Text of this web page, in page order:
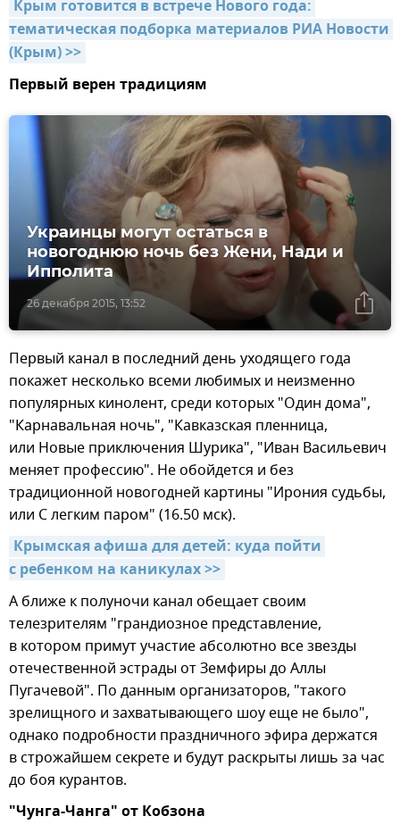
Крым готовится в встрече Нового года:
тематическая подборка материалов РИА Новости
(Крым) >>
Первый верен традициям
26 декабря 2015, 13:52
Украинцы могут остаться в
новогоднюю ночь без Жени, Нади и
Ипполита
Первый канал в последний день уходящего года
покажет несколько всеми любимых и неизменно
популярных кинолент, среди которых "Один дома",
"Карнавальная ночь", "Кавказская пленница,
или Новые приключения Шурика", "Иван Васильевич
меняет профессию". Не обойдется и без
традиционной новогодней картины "Ирония судьбы,
или С легким паром" (16.50 мск).
Крымская афиша для детей: куда пойти
с ребенком на каникулах >>
А ближе к полуночи канал обещает своим
телезрителям "грандиозное представление,
в котором примут участие абсолютно все звезды
отечественной эстрады от Земфиры до Аллы
Пугачевой". По данным организаторов, "такого
зрелищного и захватывающего шоу еще не было",
однако подробности праздничного эфира держатся
в строжайшем секрете и будут раскрыты лишь за час
до боя курантов.
"Чунга-Чанга" от Кобзона